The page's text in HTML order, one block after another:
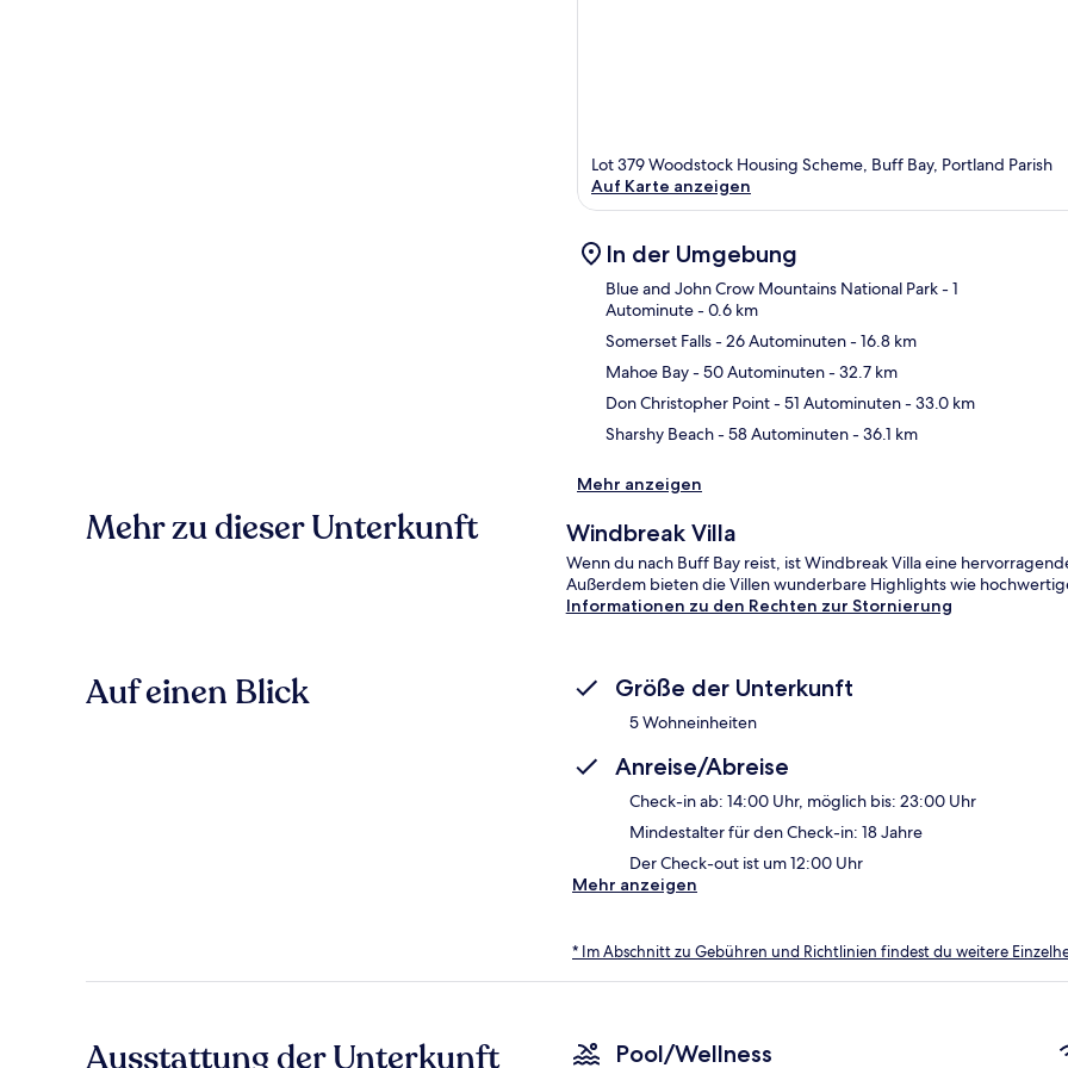
Lot 379 Woodstock Housing Scheme, Buff Bay, Portland Parish
Auf Karte anzeigen
In der Umgebung
Blue and John Crow Mountains National Park- 1
Autominute- 0.6 km
Somerset Falls- 26 Autominuten- 16.8 km
Mahoe Bay- 50 Autominuten- 32.7 km
Don Christopher Point- 51 Autominuten- 33.0 km
Sharshy Beach- 58 Autominuten- 36.1 km
Mehr anzeigen
Mehr zu dieser Unterkunft Windbreak Villa
Wenn du nach Buff Bay reist, ist Windbreak Villa eine
Außerdem bieten die Villen wunderbare Highlights wie
Informationen zu den Rechten zur Stornierung
Auf einen Blick Größe der Unterkunft
5 Wohneinheiten
Anreise/Abreise
Check-in ab: 14:00 Uhr, möglich bis: 23:00 Uhr
Mindestalter für den Check-in: 18 Jahre
Der Check-out ist um 12:00 Uhr
Mehr anzeigen
* Im Abschnitt zu Gebühren und Richtlinien findest du weitere
Ausstattung der Unterkunft Pool/Wellness